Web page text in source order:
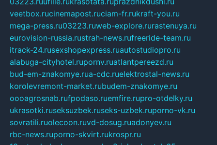
veetbox.rucinemapost.ruciam-fr.rukraft-you.ru
mega-press.ru03223.ruweb-explore.rurastenuya.ru
eurovision-russia.rustrah-news.rufreeride-team.ru
itrack-24.rusexshopexpress.ruautostudiopro.ru
alabuga-cityhotel.rupornv.ruatlantpereezd.ru
bud-em-znakomye.rua-cdc.ruelektrostal-news.ru
korolevremont-market.rubudem-znakomye.ru
oooagrosnab.rufpodaso.ruemfire.rupro-otdelky.ru
ukrasotki.ruseksuzbek.ruseks-uzbek.ruporno-vk.ru
sovratili.ruolecoon.ruvd-dosug.ruadonyev.ru
rbc-news.ruporno-skvirt.rukrospr.ru